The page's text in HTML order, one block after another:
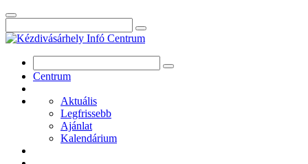
Centrum
Aktuális
Legfrissebb
Ajánlat
Kalendárium